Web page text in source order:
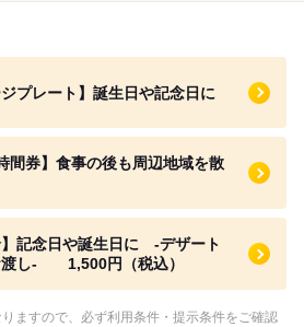
ン
ジプレート】誕生日や記念日に
ン
間券】食事の後も周辺地域を散
ン
】記念日や誕生日に -デザート
渡し- 1,500円（税込）
ますので、必ず利用条件・提示条件をご確認